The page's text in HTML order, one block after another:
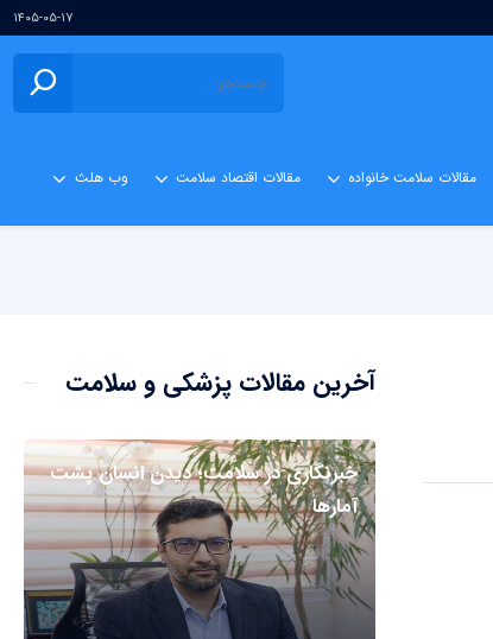
۱۴۰۵-۰۵-۱۷
مقالات سلامت خانواده مقالات اقتصاد سلامت وب هلث
آخرین مقالات پزشکی و سلامت
خبرنگاری در سلامت؛ دیدن انسان پشت
آمارها